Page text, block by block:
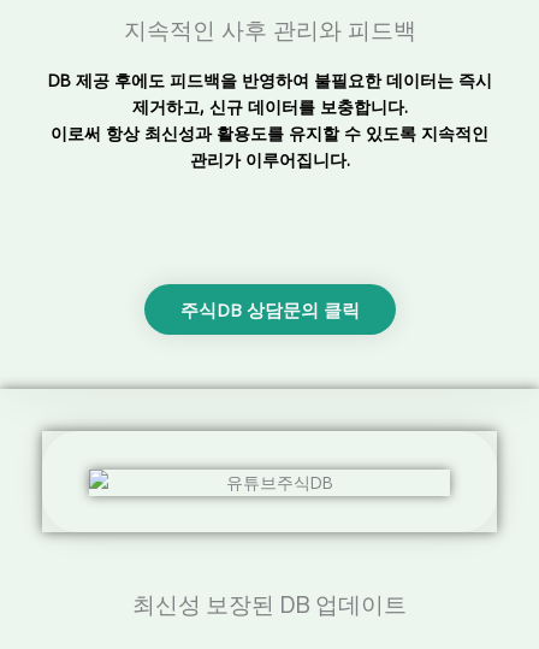
지속적인 사후 관리와 피드백
DB 제공 후에도 피드백을 반영하여 불필요한 데이터는 즉시
제거하고, 신규 데이터를 보충합니다.
이로써 항상 최신성과 활용도를 유지할 수 있도록 지속적인
관리가 이루어집니다.
주식DB 상담문의 클릭
최신성 보장된 DB 업데이트